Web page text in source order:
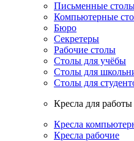
Письменные
Компьютерные
Бюро
Секретеры
Рабочие столы
Столы для учёбы
Столы для
Столы для
Кресла для работы
Кресла
Кресла рабочие